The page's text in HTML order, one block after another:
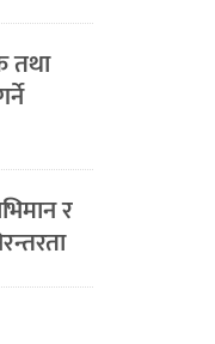
तथा
र